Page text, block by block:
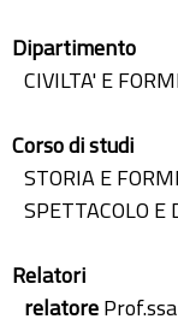
Dipartimento
CIVILTA' E
Corso di studi
STORIA E
SPETTACOLO
Relatori
relatore